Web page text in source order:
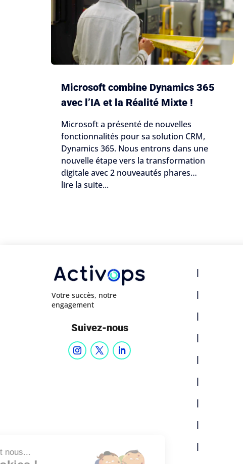
Microsoft combine Dynamics 365
avec l’IA et la Réalité Mixte !
Microsoft a présenté de nouvelles
fonctionnalités pour sa solution CRM,
Dynamics 365. Nous entrons dans une
nouvelle étape vers la transformation
digitale avec 2 nouveautés phares…
lire la suite...
Votre succès, notre
engagement
Suivez-nous
|
|
|
|
|
|
|
|
|
Salut c'est nous...